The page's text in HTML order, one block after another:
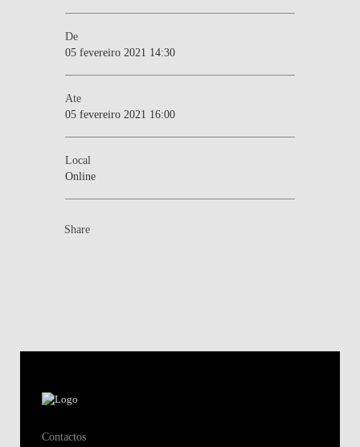
De
05 fevereiro 2021 14:30
Ate
05 fevereiro 2021 16:00
Local
Online
Share
Contactos